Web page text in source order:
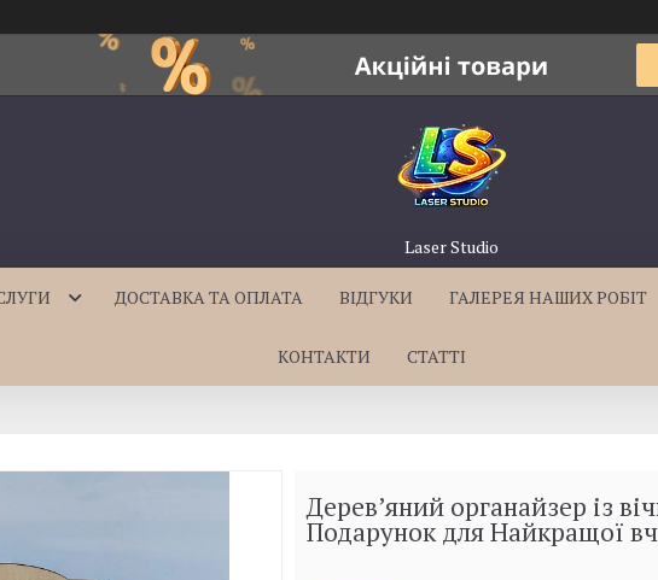
Laser Studio
ДОСТАВКА ТА ОПЛАТА ВІДГУКИ ГАЛЕРЕЯ НАШИХ РОБІТ
КОНТАКТИ СТАТТІ
Дерев’яний органайзер із
Подарунок для Найкращої